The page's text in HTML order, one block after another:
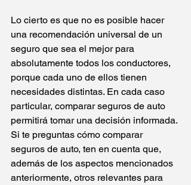
Lo cierto es que no es posible hacer
una recomendación universal de un
seguro que sea el mejor para
absolutamente todos los conductores,
porque cada uno de ellos tienen
necesidades distintas. En cada caso
particular, comparar seguros de auto
permitirá tomar una decisión informada.
Si te preguntas cómo comparar
seguros de auto, ten en cuenta que,
además de los aspectos mencionados
anteriormente, otros relevantes para